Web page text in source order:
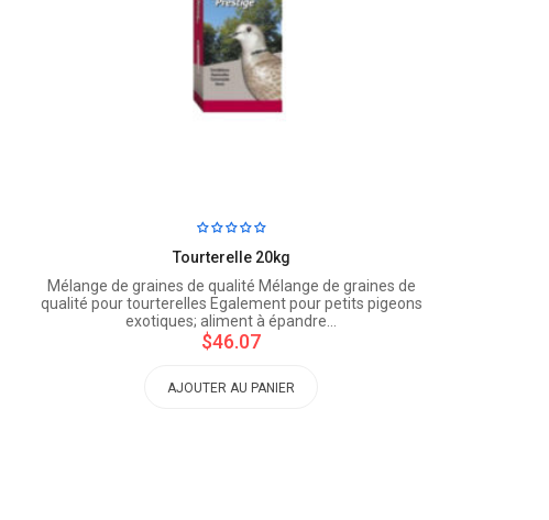
Tourterelle 20kg
Mélange de graines de qualité Mélange de graines de
qualité pour tourterelles Egalement pour petits pigeons
exotiques; aliment à épandre…
$46.07
AJOUTER AU PANIER